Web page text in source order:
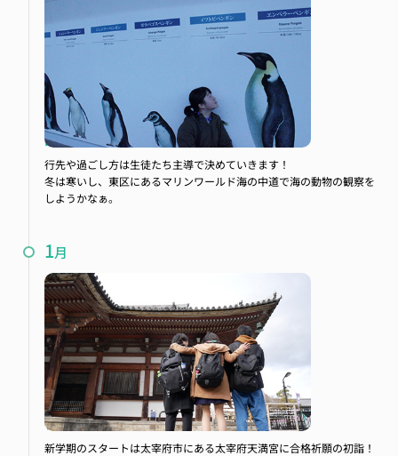
課外研修
行先や過ごし方は生徒たち主導で決めていきます！
冬は寒いし、東区にあるマリンワールド海の中道で海の動物の観察を
しようかなぁ。
1月
初詣／大宰府天満宮
新学期のスタートは太宰府市にある太宰府天満宮に合格祈願の初詣！